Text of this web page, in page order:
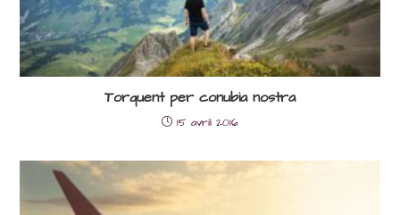
Torquent per conubia nostra
15 avril 2016